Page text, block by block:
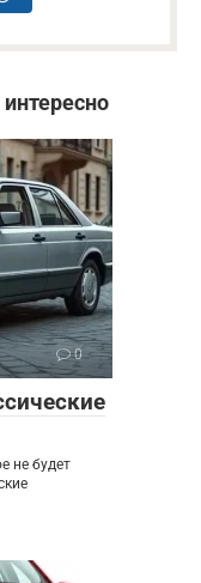
0
не будет